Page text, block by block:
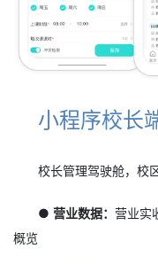
小程序校长
校长管理驾驶舱，校
● 营业数据：营业实
概览